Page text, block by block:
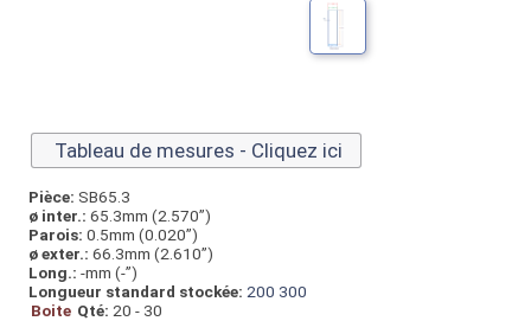
Tableau de mesures - Cliquez ici
Pièce: SB65.3
ø inter.: 65.3mm (2.570”)
Parois: 0.5mm (0.020”)
ø exter.: 66.3mm (2.610”)
Long.: -mm (-”)
Longueur standard stockée: 200 300
Boite Qté: 20 - 30